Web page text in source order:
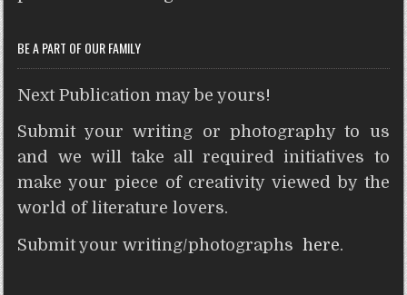
BE A PART OF OUR FAMILY
Next Publication may be yours!
Submit your writing or photography to us
and we will take all required initiatives to
make your piece of creativity viewed by the
world of literature lovers.
Submit your writing/photographshere.